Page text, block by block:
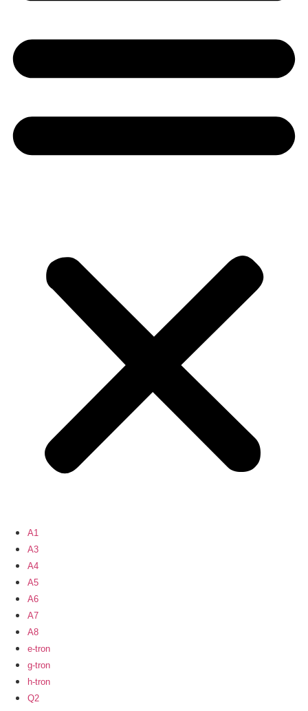
A1
A3
A4
A5
A6
A7
A8
e-tron
g-tron
h-tron
Q2